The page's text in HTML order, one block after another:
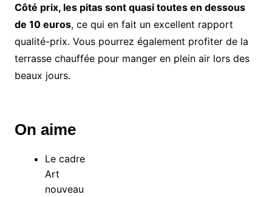
Côté prix, les pitas sont quasi toutes en dessous
de 10 euros, ce qui en fait un excellent rapport
qualité-prix. Vous pourrez également profiter de la
terrasse chauffée pour manger en plein air lors des
beaux jours.
On aime
Le cadre
Art
nouveau